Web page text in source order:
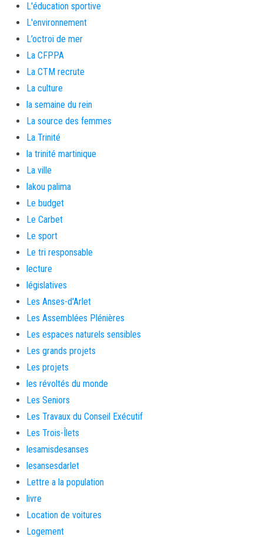
L'éducation sportive
L'environnement
L’octroi de mer
La CFPPA
La CTM recrute
La culture
la semaine du rein
La source des femmes
La Trinité
la trinité martinique
La ville
lakou palima
Le budget
Le Carbet
Le sport
Le tri responsable
lecture
législatives
Les Anses-d'Arlet
Les Assemblées Plénières
Les espaces naturels sensibles
Les grands projets
Les projets
les révoltés du monde
Les Seniors
Les Travaux du Conseil Exécutif
Les Trois-Îlets
lesamisdesanses
lesansesdarlet
Lettre a la population
livre
Location de voitures
Logement